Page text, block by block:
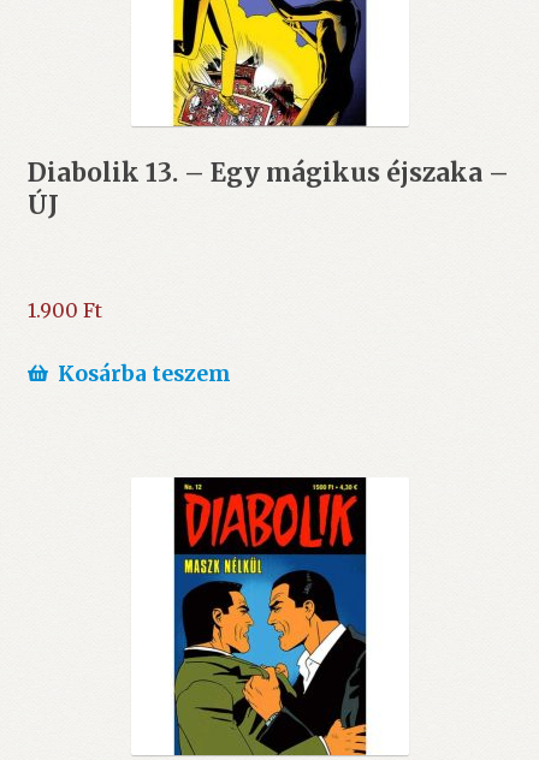
Diabolik 13. – Egy mágikus éjszaka –
ÚJ
1.900 Ft
Kosárba teszem